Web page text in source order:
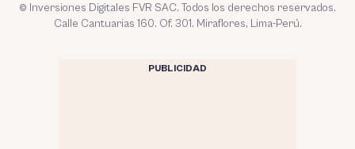
© Inversiones Digitales FVR SAC. Todos los derechos reservados.
Calle Cantuarias 160. Of. 301. Miraflores, Lima-Perú.
PUBLICIDAD